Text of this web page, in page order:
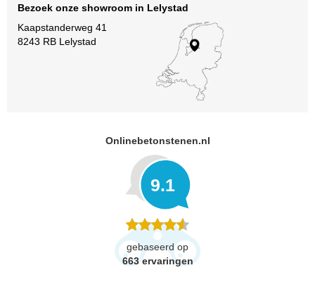
Bezoek onze showroom in Lelystad
Kaapstanderweg 41
8243 RB Lelystad
Onlinebetonstenen.nl
9.1
gebaseerd op
663 ervaringen